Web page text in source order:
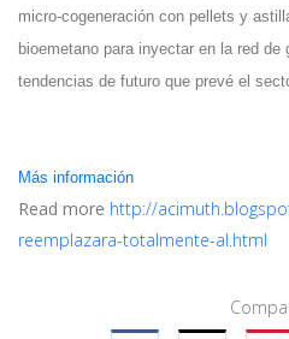
micro-cogeneración con pellets y
bioemetano para inyectar en la red
tendencias de futuro que prevé el
Más información
Read more http://
reemplazara-totalmente-al.html